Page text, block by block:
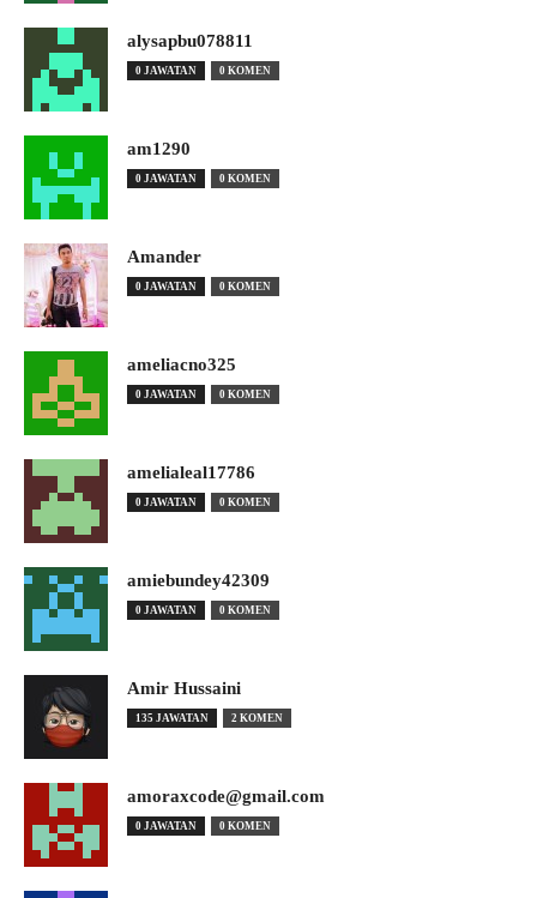
alysapbu078811
0 JAWATAN 0 KOMEN
am1290
0 JAWATAN 0 KOMEN
Amander
0 JAWATAN 0 KOMEN
ameliacno325
0 JAWATAN 0 KOMEN
amelialeal17786
0 JAWATAN 0 KOMEN
amiebundey42309
0 JAWATAN 0 KOMEN
Amir Hussaini
135 JAWATAN 2 KOMEN
amoraxcode@gmail.com
0 JAWATAN 0 KOMEN